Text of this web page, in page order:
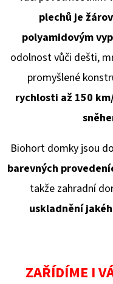
plechů je
polyamidovým
odolnost vůči dešti,
promyšlené
rychlosti až 150
Biohort domky jsou
barevných
takže zahradní
uskladnění
ZAŘÍDÍME I